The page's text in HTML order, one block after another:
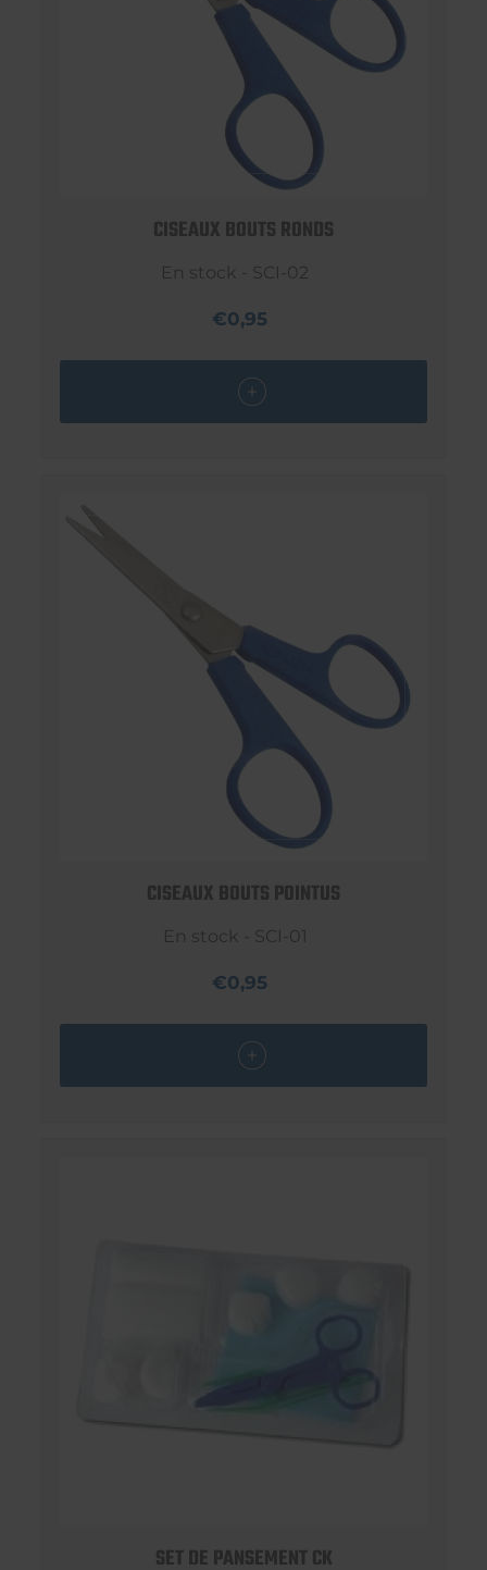
CISEAUX BOUTS RONDS
En stock - SCI-02
€0,95
CISEAUX BOUTS POINTUS
En stock - SCI-01
€0,95
SET DE PANSEMENT CK